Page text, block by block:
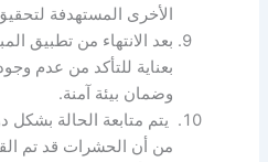
الأخرى المستهدفة
بعد الانتهاء من تطبيق
بعناية للتأكد من عدم
وضمان بيئة آمنة.
يتم متابعة الحالة بشكل
من أن الحشرات قد تم